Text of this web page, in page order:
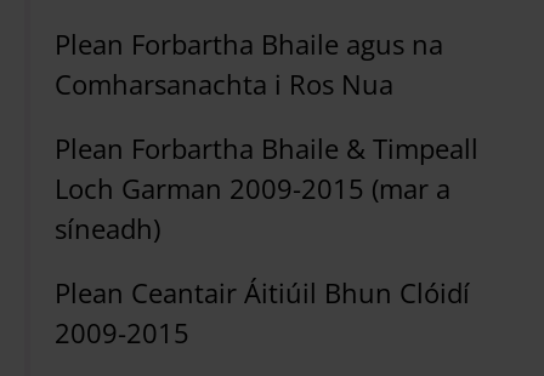
Plean Forbartha Bhaile agus na
Comharsanachta i Ros Nua
Plean Forbartha Bhaile & Timpeall
Loch Garman 2009-2015 (mar a
síneadh)
Plean Ceantair Áitiúil Bhun Clóidí
2009-2015